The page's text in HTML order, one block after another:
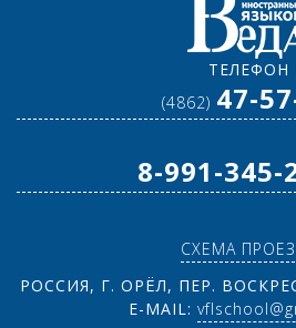
ТЕЛЕФОН
(4862) 47-
8-991-345-
СХЕМА
РОССИЯ, Г. ОРЁЛ, ПЕР.
E-MAIL: